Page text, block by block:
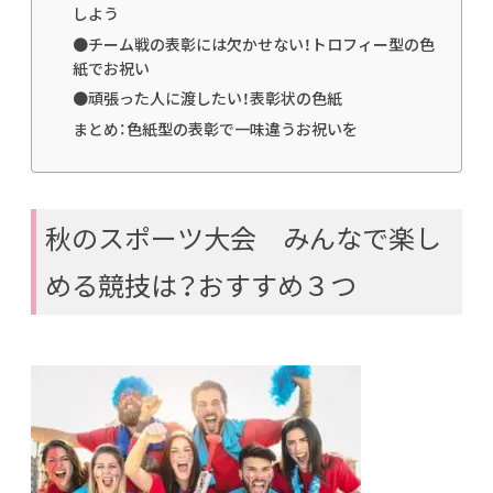
しよう
●チーム戦の表彰には欠かせない！トロフィー型の色
紙でお祝い
●頑張った人に渡したい！表彰状の色紙
まとめ：色紙型の表彰で一味違うお祝いを
秋のスポーツ大会 みんなで楽し
める競技は？おすすめ３つ